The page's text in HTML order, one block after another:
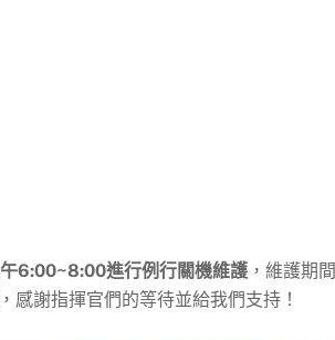
6:00~8:00進行例行關機維護 ，維護期間
感謝指揮官們的等待並給我們支持！